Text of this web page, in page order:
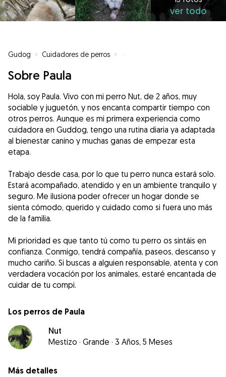
ver todo
Gudog » Cuidadores de perros » Cuidadores de perros en Burgos
Sobre Paula
Hola, soy Paula. Vivo con mi perro Nut, de 2 años, muy
sociable y juguetón, y nos encanta compartir tiempo con
otros perros. Aunque es mi primera experiencia como
cuidadora en Guddog, tengo una rutina diaria ya adaptada
al bienestar canino y muchas ganas de empezar esta
etapa.
Trabajo desde casa, por lo que tu perro nunca estará solo.
Estará acompañado, atendido y en un ambiente tranquilo y
seguro. Me ilusiona poder ofrecer un hogar donde se
sienta cómodo, querido y cuidado como si fuera uno más
de la familia.
Mi prioridad es que tanto tú como tu perro os sintáis en
confianza. Conmigo, tendrá compañía, paseos, descanso y
mucho cariño. Si buscas a alguien responsable, atenta y con
verdadera vocación por los animales, estaré encantada de
cuidar de tu compi.
Los perros de Paula
Nut
Mestizo · Grande · 3 Años, 5 Meses
Más detalles